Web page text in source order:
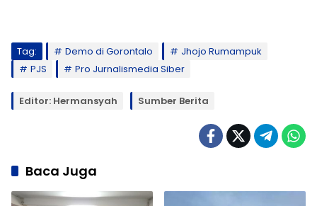
Tag: Demo di Gorontalo
Jhojo Rumampuk
PJS
Pro Jurnalismedia Siber
Editor: Hermansyah Sumber Berita
Baca Juga